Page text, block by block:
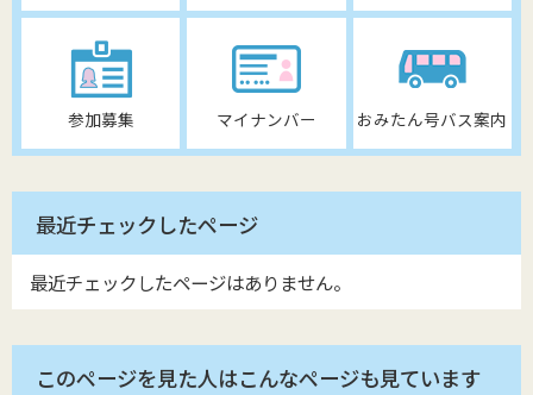
参加募集 マイナンバー おみたん号バス案内
最近チェックしたページ
最近チェックしたページはありません。
このページを見た人はこんなページも見ています